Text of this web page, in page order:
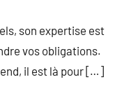
son expertise est
vos obligations.
il est là pour […]